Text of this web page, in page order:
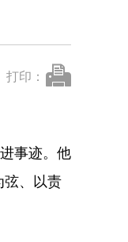
打印：
事迹。他
、以责